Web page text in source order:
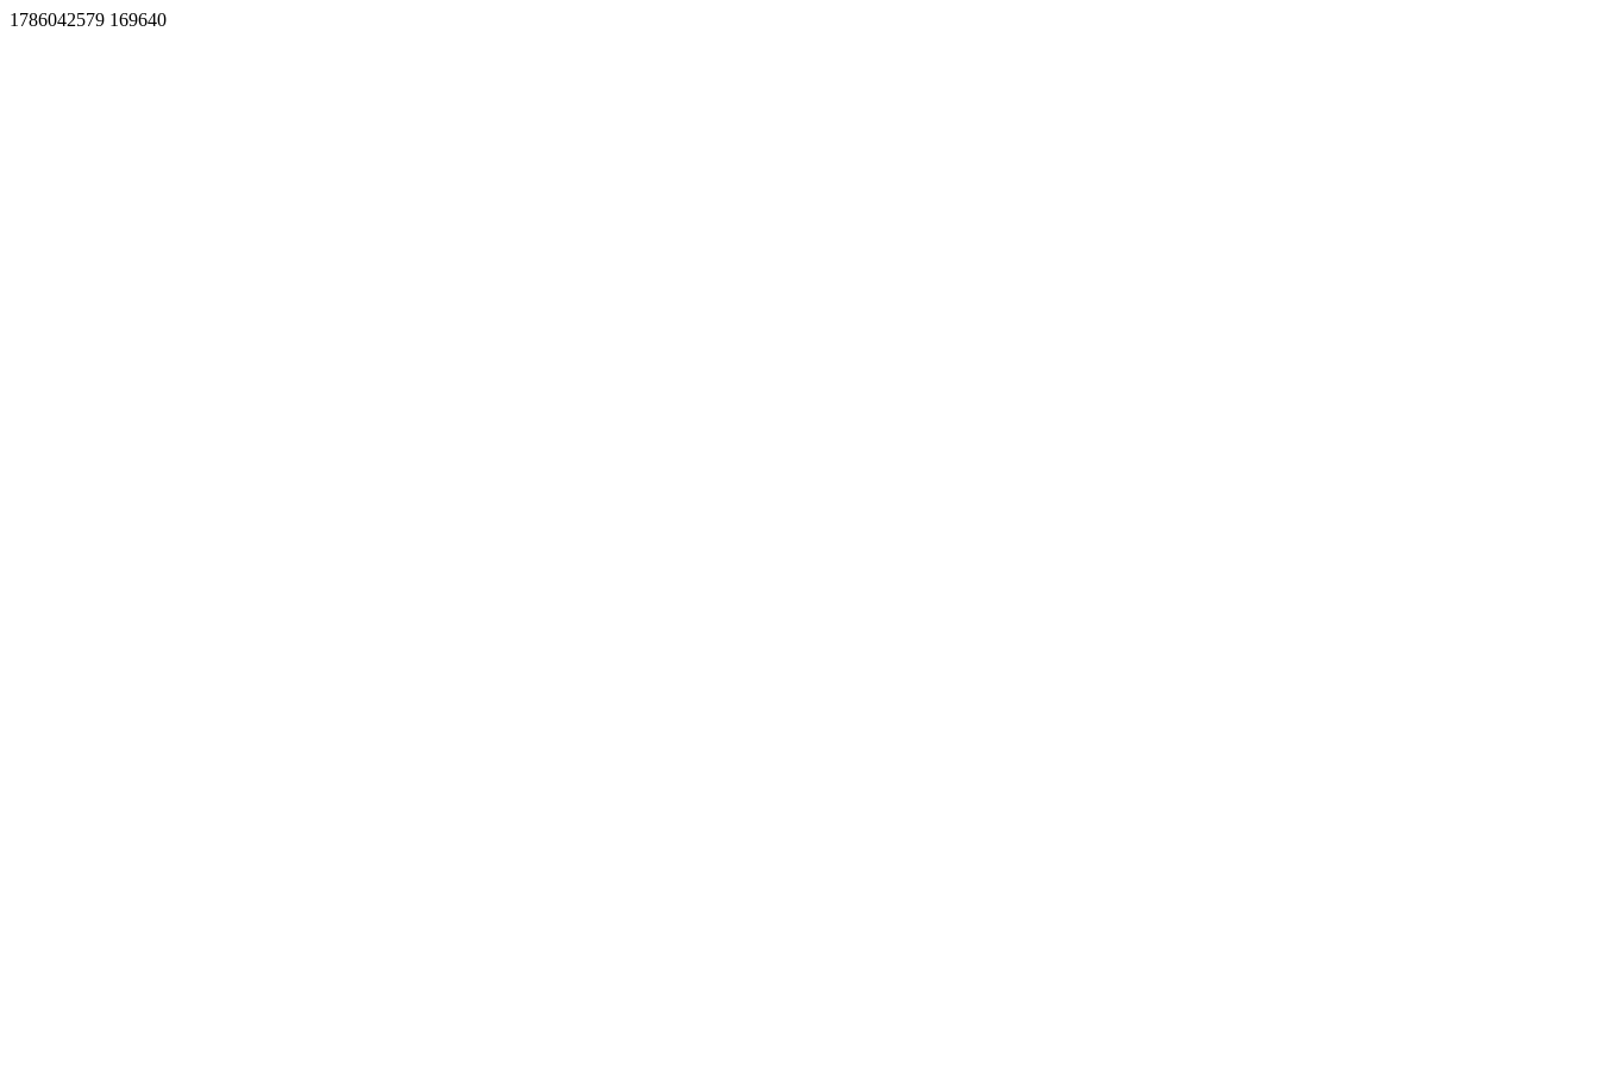
1786042579 169640